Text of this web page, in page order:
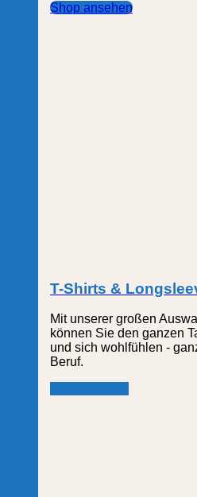
Shop ansehen
T-Shirts &
Mit unserer großen
können Sie den ganzen
und sich wohlfühlen -
Beruf.